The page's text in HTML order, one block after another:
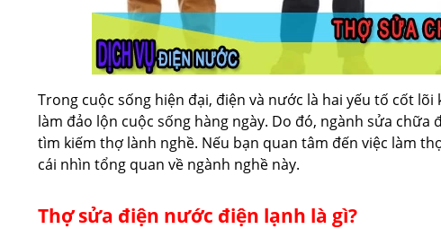
Trong cuộc sống hiện đại, điện và nước là hai yếu tố cốt
làm đảo lộn cuộc sống hàng ngày. Do đó, ngành sửa
tìm kiếm thợ lành nghề. Nếu bạn quan tâm đến việc làm
cái nhìn tổng quan về ngành nghề này.
Thợ sửa điện nước điện lạnh là gì?